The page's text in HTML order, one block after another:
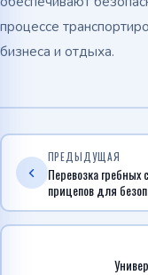
процессе
бизнеса и отдыха.
ПРЕДЫДУЩАЯ
Перевозка гребных
прицепов для